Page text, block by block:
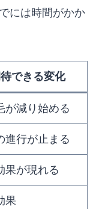
には時間がかか
できる変化
が減り始める
進行が止まる
果が現れる
果